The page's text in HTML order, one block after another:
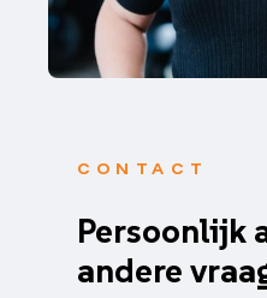
CONTACT
Persoonlijk
andere